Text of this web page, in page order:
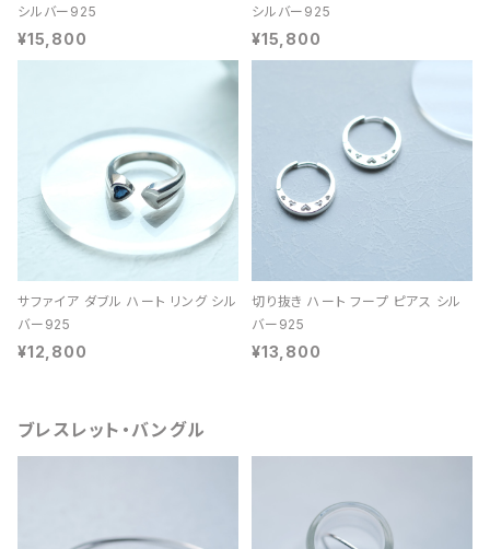
シルバー925
¥15,800
シルバー925
¥15,800
サファイア ダブル ハート リング シル
バー925
¥12,800
切り抜き ハート フープ ピアス シル
バー925
¥13,800
ブレスレット・バングル